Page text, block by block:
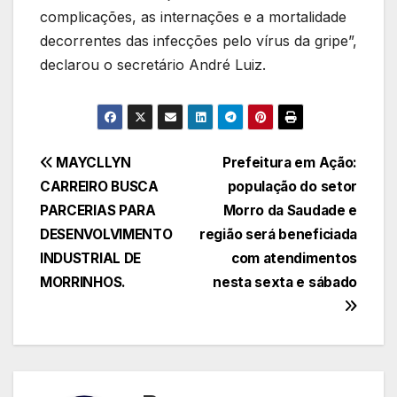
complicações, as internações e a mortalidade
decorrentes das infecções pelo vírus da gripe”,
declarou o secretário André Luiz.
Navegação
de
Post
Prefeitura em Ação:
população do setor
Morro da Saudade e
região será beneficiada
com atendimentos
nesta sexta e sábado
MAYCLLYN
CARREIRO BUSCA
PARCERIAS PARA
DESENVOLVIMENTO
INDUSTRIAL DE
MORRINHOS.